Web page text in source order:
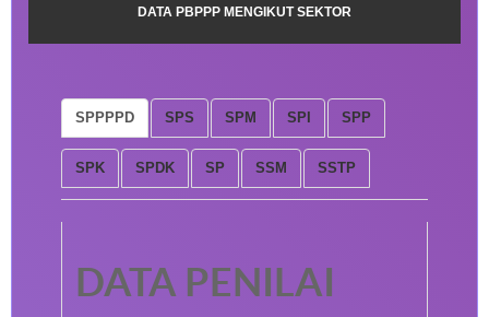
DATA PBPPP MENGIKUT SEKTOR
SPPPPD SPS SPM SPI SPP
SPK SPDK SP SSM SSTP
DATA PENILAI